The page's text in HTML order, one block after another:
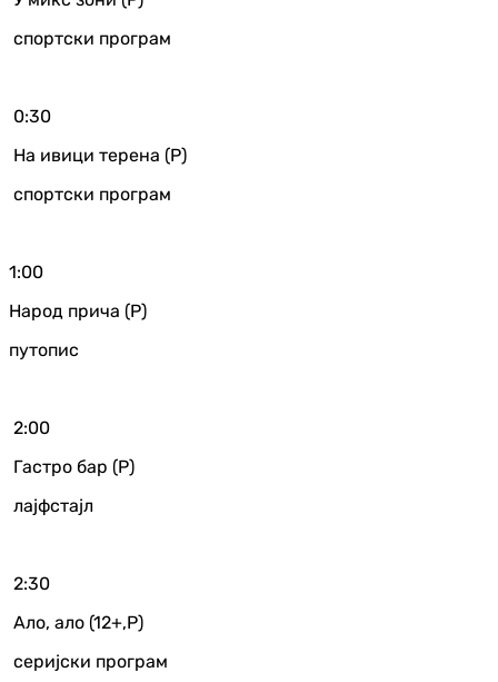
спортски програм
0:30
На ивици терена (Р)
спортски програм
1:00
Народ прича (Р)
путопис
2:00
Гастро бар (Р)
лајфстајл
2:30
Ало, ало (12+,Р)
серијски програм